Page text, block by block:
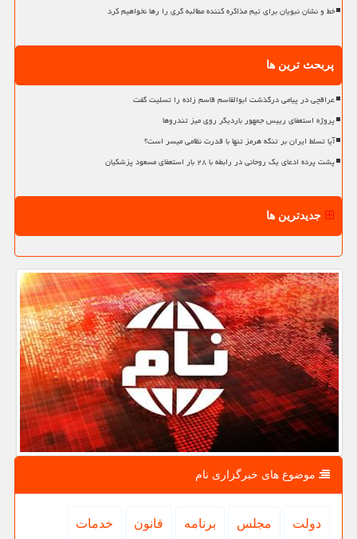
خط و نشان نبویان برای تیم مذاکره کننده مطالبه گری را رها نخواهیم کرد
پربحث ترین ها
عراقچی در پیامی درگذشت ابوالقاسم قاسم زاده را تسلیت گفت
پروژه استعفای رییس جمهور باردیگر روی میز تندروها
آیا تسلط ایران بر تنگه هرمز تنها با قدرت نظامی میسر است؟
پشت پرده ادعای یک روحانی در رابطه با ۲۸ بار استعفای مسعود پزشکیان
جدیدترین ها
موضوع های خبرگزاری نام
دولت مجلس برنامه قانون خدمات